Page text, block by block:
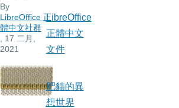
By
LibreOffice 正
體中文社群
, 17 二月,
2021
LibreOffice
正體中文
文件
肥貓的異
想世界